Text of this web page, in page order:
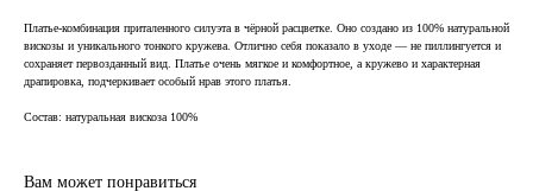
Платье-комбинация приталенного силуэта в чёрной расцветке. Оно создано из 100% натуральной
вискозы и уникального тонкого кружева. Отлично себя показало в уходе — не пиллингуется и
сохраняет первозданный вид. Платье очень мягкое и комфортное, а кружево и характерная
драпировка, подчеркивает особый нрав этого платья.
Состав: натуральная вискоза 100%
Вам может понравиться